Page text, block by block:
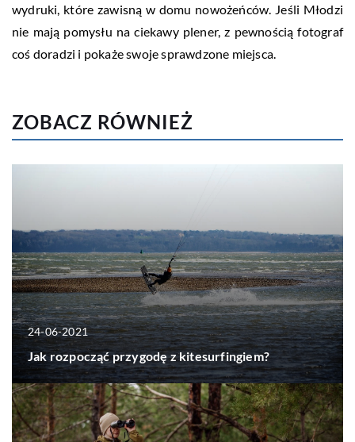
wydruki, które zawisną w domu nowożeńców. Jeśli Młodzi
nie mają pomysłu na ciekawy plener, z pewnością fotograf
coś doradzi i pokaże swoje sprawdzone miejsca.
ZOBACZ RÓWNIEŻ
24-06-2021
Jak rozpocząć przygodę z kitesurfingiem?